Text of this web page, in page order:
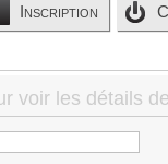
Inscription
voir les détails